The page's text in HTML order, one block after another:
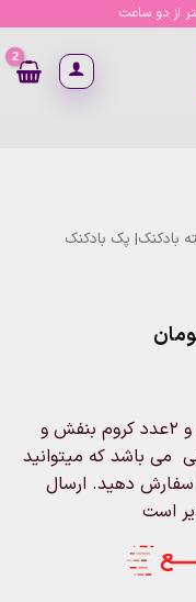
از دو ساعت
بادکنک| پک بادکنک
through
۲,۱۴۵,۰۰۰تومان
این دسته شامل 2عدد متالیک سرخابی و 2عدد کروم بنفش و
باربی می باشد که میتوانید
سفارش دهید. ارسال
است